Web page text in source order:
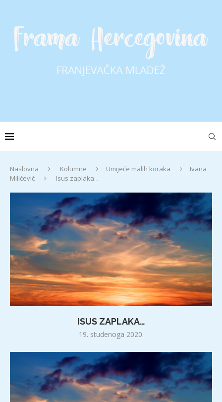
Naslovna Kolumne Umijeće malih koraka
Ivana
Milićević
Isus zaplaka…
ISUS ZAPLAKA…
19. studenoga 2020.